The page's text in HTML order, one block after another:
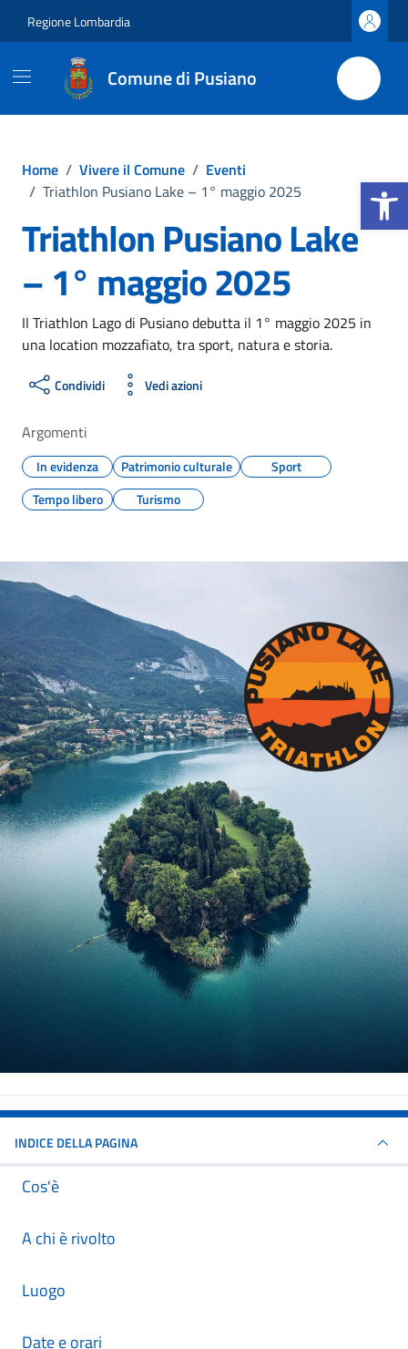
Regione Lombardia
Comune di Pusiano
Home / Vivere il Comune / Eventi
/ Triathlon Pusiano Lake – 1° maggio 2025
Triathlon Pusiano Lake
– 1° maggio 2025
Il Triathlon Lago di Pusiano debutta il 1° maggio 2025 in
una location mozzafiato, tra sport, natura e storia.
Condividi Vedi azioni
Argomenti
In evidenza Patrimonio culturale
Sport
Tempo libero
Turismo
INDICE DELLA PAGINA
Cos'è
A chi è rivolto
Luogo
Date e orari
Apri la